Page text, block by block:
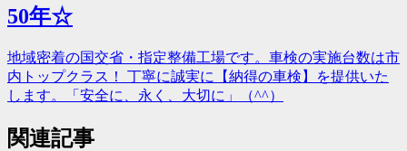
50年☆
地域密着の国交省・指定整備工場です。車検の実施台数は市
内トップクラス！ 丁寧に誠実に【納得の車検】を提供いた
します。「安全に、永く、大切に」（^^）
関連記事